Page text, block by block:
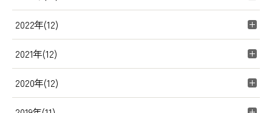
2022年(12)
2021年(12)
2020年(12)